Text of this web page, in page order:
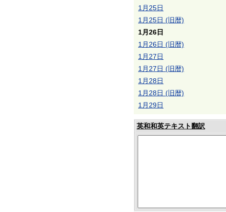
1月25日
1月25日 (旧暦)
1月26日
1月26日 (旧暦)
1月27日
1月27日 (旧暦)
1月28日
1月28日 (旧暦)
1月29日
英和和英テキスト翻訳